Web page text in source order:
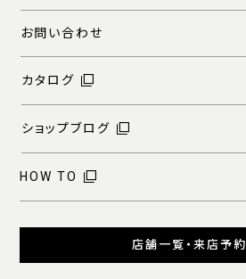
お問い合わせ
カタログ
ショップブログ
HOW TO
店舗一覧・来店予約